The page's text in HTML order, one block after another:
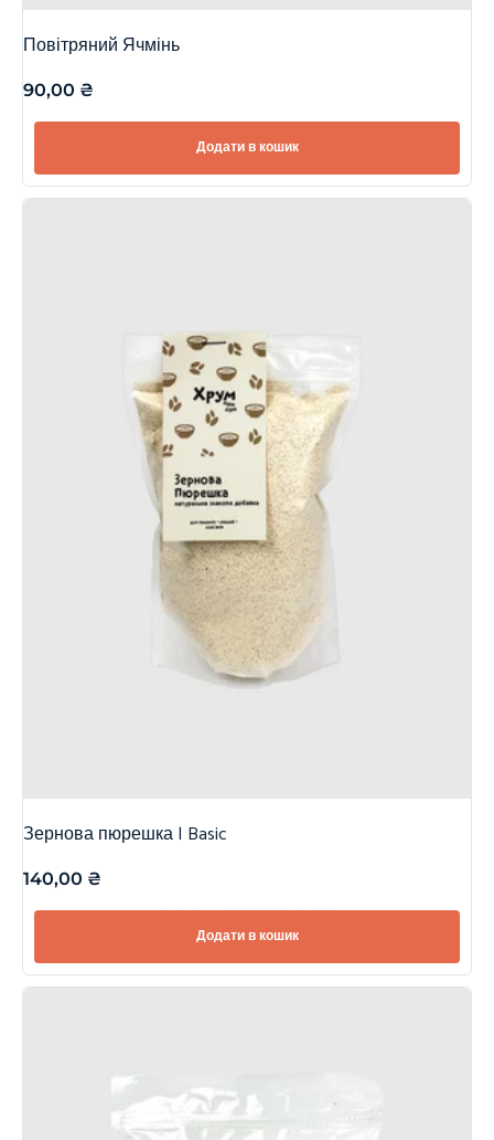
Повітряний Ячмінь
90,00 ₴
Додати в кошик
Зернова пюрешка | Basic
140,00 ₴
Додати в кошик